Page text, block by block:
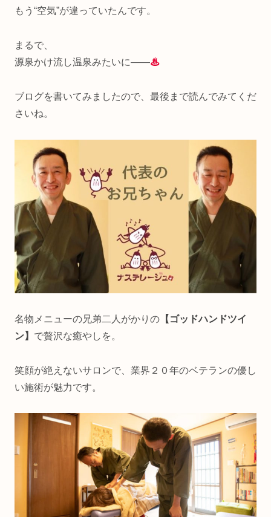
もう“空気”が違っていたんです。
まるで、
源泉かけ流し温泉みたいに——♨
ブログを書いてみましたので、最後まで読んでみてくだ
さいね。
名物メニューの兄弟二人がかりの 【ゴッドハンドツイ
ン】 で贅沢な癒やしを。
笑顔が絶えないサロンで、業界２０年のベテランの優し
い施術が魅力です。